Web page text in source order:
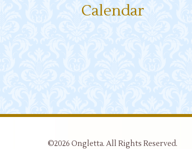
Calendar
©2026 Ongletta. All Rights Reserved.